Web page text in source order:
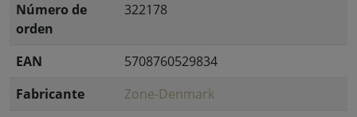
Número de
orden
322178
EAN
5708760529834
Fabricante
Zone-Denmark